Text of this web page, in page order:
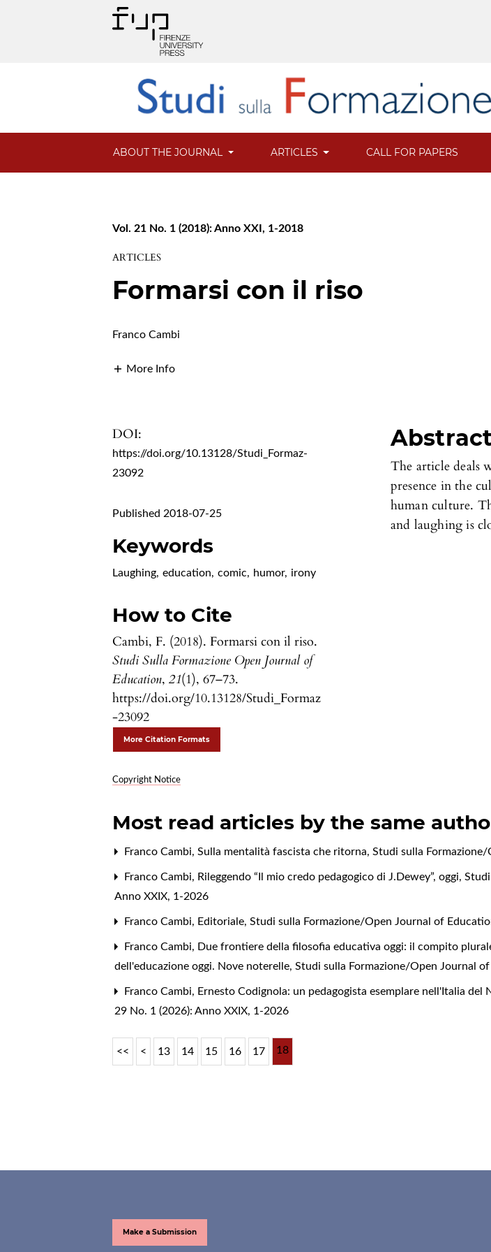
ABOUT THE JOURNAL ARTICLES CALL FOR PAPERS
Vol. 21 No. 1 (2018): Anno XXI, 1-2018
ARTICLES
Formarsi con il riso
Franco Cambi
More Info
DOI:
https://doi.org/10.13128/Studi_Formaz-
23092
Published 2018-07-25
Keywords
Laughing, education, comic, humor, irony
How to Cite
Cambi, F. (2018). Formarsi con il riso.
Studi Sulla Formazione Open Journal of
Education,21(1), 67–73.
https://doi.org/10.13128/Studi_Formaz
-23092
More Citation Formats
Copyright Notice
The article deals
presence in the
human culture.
and laughing is
Most read articles by the same
Franco Cambi,Sulla mentalità fascista che ritorna,Studi sulla
Franco Cambi, Rileggendo “Il mio credo pedagogico di J.Dewey”, oggi,
Anno XXIX, 1-2026
Franco Cambi, Editoriale,Studi sulla Formazione/Open Journal of
Franco Cambi, Due frontiere della filosofia educativa oggi: il compito
dell'educazione oggi. Nove noterelle,Studi sulla Formazione/Open Journal
Franco Cambi, Ernesto Codignola: un pedagogista esemplare nell'Italia del
29 No. 1 (2026): Anno XXIX, 1-2026
<< < 13 14 15 16 17 18
Make a Submission